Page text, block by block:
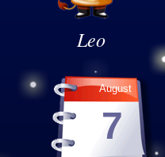
Leo
August
7